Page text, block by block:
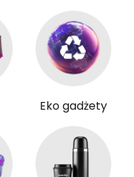
Eko gadżety